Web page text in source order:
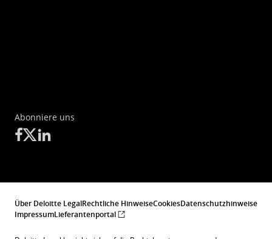
Abonniere uns
Über Deloitte LegalRechtliche HinweiseCookiesDatenschutzhinweise
ImpressumLieferantenportal